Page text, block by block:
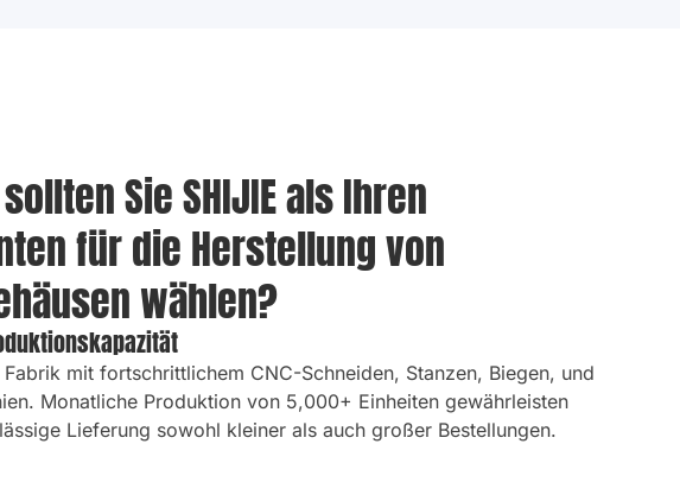
Sie SHIJIE als Ihren
für die Herstellung von
wählen?
mit fortschrittlichem CNC-Schneiden, Stanzen, Biegen, und
Monatliche Produktion von 5,000+ Einheiten gewährleisten
Lieferung sowohl kleiner als auch großer Bestellungen.